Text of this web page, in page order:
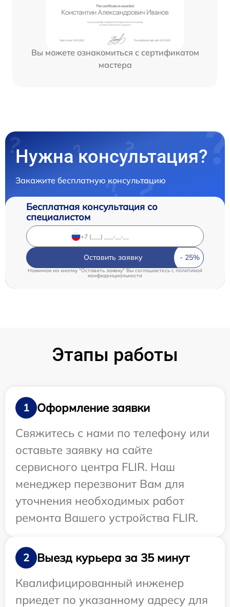
Вы можете ознакомиться с сертификатом
мастера
Нужна консультация?
Закажите бесплатную консультацию
Бесплатная консультация со
специалистом
Оставить заявку
Нажимая на кнопку "Оставить заявку" Вы соглашаетесь c политикой
конфиденциальности
Этапы работы
1
Оформление заявки
Свяжитесь с нами по телефону или
оставьте заявку на сайте
сервисного центра FLIR. Наш
менеджер перезвонит Вам для
уточнения необходимых работ
ремонта Вашего устройства FLIR.
2
Выезд курьера за 35 минут
Квалифицированный инженер
приедет по указанному адресу для